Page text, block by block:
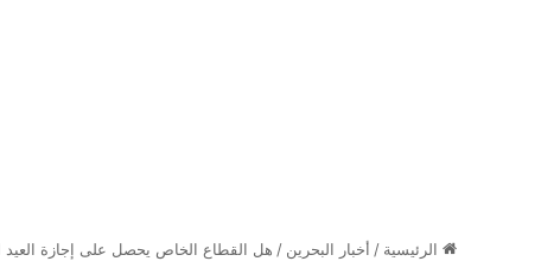
الرئيسية / أخبار البحرين / هل القطاع الخاص يحصل على إجازة العيد